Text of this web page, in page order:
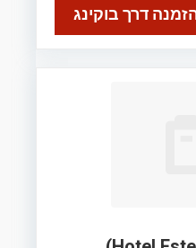
דרך בוקינג